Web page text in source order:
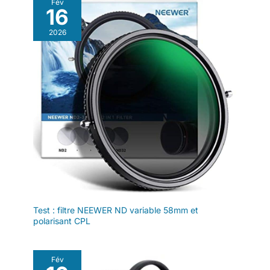
Contenu] Parfait pour les
selfies, vlogs et créations de
contenus réseaux sociaux, le
trépied RISEOFLE inclut une
télécommande sans fil pour des
prises de vue sans effort. Que
vous soyez sur Instagram,
YouTube, TikTok ou Twitter, ce
support téléphonique vous aide
à capturer des photos et vidéos
de qualité professionnelle avec
aisance.
Fév
16
2026
Test : filtre NEEWER ND variable 58mm et
polarisant CPL
Fév